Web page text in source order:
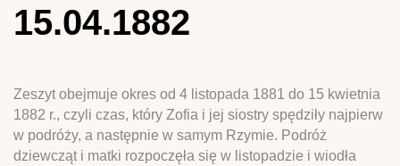
15.04.1882
Zeszyt obejmuje okres od 4 listopada 1881 do 15 kwietnia
1882 r., czyli czas, który Zofia i jej siostry spędziły najpierw
w podróży, a następnie w samym Rzymie. Podróż
dziewcząt i matki rozpoczęła się w listopadzie i wiodła